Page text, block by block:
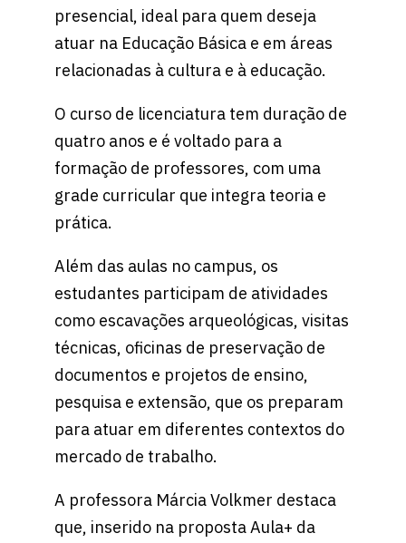
presencial, ideal para quem deseja
atuar na Educação Básica e em áreas
relacionadas à cultura e à educação.
O curso de licenciatura tem duração de
quatro anos e é voltado para a
formação de professores, com uma
grade curricular que integra teoria e
prática.
Além das aulas no campus, os
estudantes participam de atividades
como escavações arqueológicas, visitas
técnicas, oficinas de preservação de
documentos e projetos de ensino,
pesquisa e extensão, que os preparam
para atuar em diferentes contextos do
mercado de trabalho.
A professora Márcia Volkmer destaca
que, inserido na proposta Aula+ da